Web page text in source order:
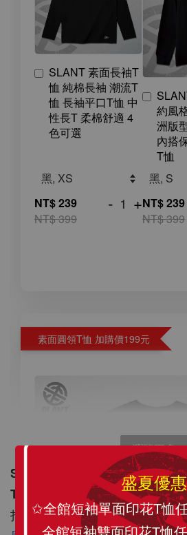
盛夏優惠
✩全館短袖單面印花T恤
全館短袖雙面印花T恤
SLANT 素面長袖T
恤 純棉長袖 潮流T
恤 長袖平口T恤 中
性長T 柔棉舒適 4
色可選
NT$ 239
NT$ 399
- +
約風
洲版
內搭
T恤
NT$ 239
NT$ 399
素面圓領T恤 加購價199元
瀏覽更多
SLANT OX井字遊戲T恤 井字棋
Toe
打破思維局限的創意 純棉短袖T